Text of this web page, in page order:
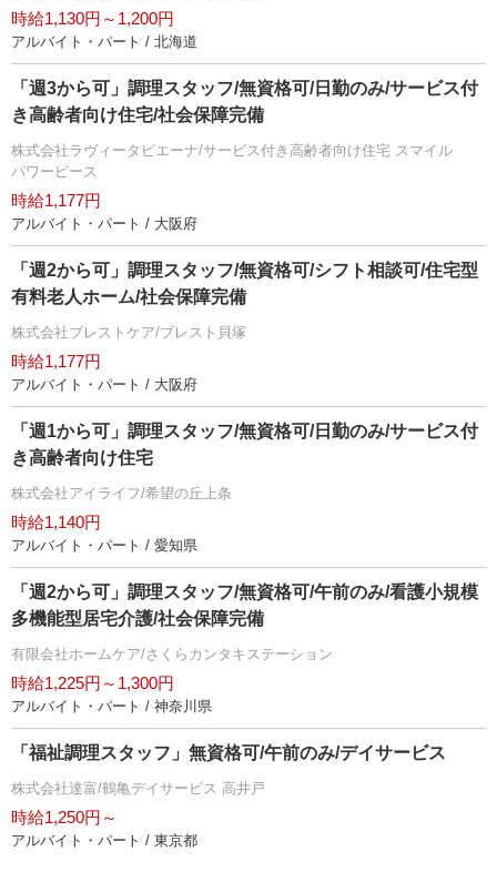
時給1,130円～1,200円
アルバイト・パート / 北海道
「週3から可」調理スタッフ/無資格可/日勤のみ/サービス付
き高齢者向け住宅/社会保障完備
株式会社ラヴィータピエーナ/サービス付き高齢者向け住宅 スマイル
パワーピース
時給1,177円
アルバイト・パート / 大阪府
「週2から可」調理スタッフ/無資格可/シフト相談可/住宅型
有料老人ホーム/社会保障完備
株式会社ブレストケア/ブレスト貝塚
時給1,177円
アルバイト・パート / 大阪府
「週1から可」調理スタッフ/無資格可/日勤のみ/サービス付
き高齢者向け住宅
株式会社アイライフ/希望の丘上条
時給1,140円
アルバイト・パート / 愛知県
「週2から可」調理スタッフ/無資格可/午前のみ/看護小規模
多機能型居宅介護/社会保障完備
有限会社ホームケア/さくらカンタキステーション
時給1,225円～1,300円
アルバイト・パート / 神奈川県
「福祉調理スタッフ」無資格可/午前のみ/デイサービス
株式会社達富/鶴亀デイサービス 高井戸
時給1,250円～
アルバイト・パート / 東京都